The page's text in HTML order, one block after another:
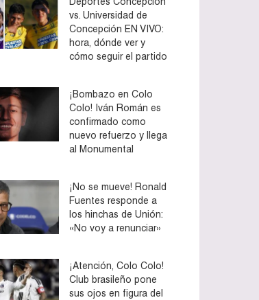
vs. Universidad de
Concepción EN VIVO:
hora, dónde ver y
cómo seguir el partido
¡Bombazo en Colo
Colo! Iván Román es
confirmado como
nuevo refuerzo y llega
al Monumental
¡No se mueve! Ronald
Fuentes responde a
los hinchas de Unión:
«No voy a renunciar»
¡Atención, Colo Colo!
Club brasileño pone
sus ojos en figura del